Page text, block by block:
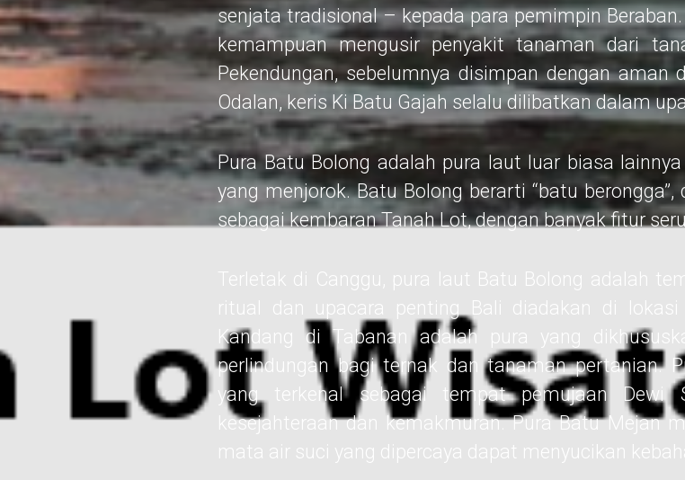
senjata tradisional – kepada para pemimpin
kemampuan mengusir penyakit tanaman dari
Pekendungan, sebelumnya disimpan dengan aman
Odalan, keris Ki Batu Gajah selalu dilibatkan dalam
Pura Batu Bolong adalah pura laut luar biasa
yang menjorok. Batu Bolong berarti “batu
sebagai kembaran Tanah Lot, dengan banyak fitur
Terletak di Canggu, pura laut Batu Bolong adalah
ritual dan upacara penting Bali diadakan di
Kandang di Tabanan adalah pura yang
perlindungan bagi ternak dan tanaman pertanian.
yang terkenal sebagai tempat pemujaan
kesejahteraan dan kemakmuran. Pura Batu Mejan
mata air suci yang dipercaya dapat menyucikan